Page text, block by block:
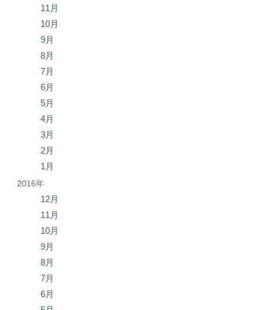
11月
10月
9月
8月
7月
6月
5月
4月
3月
2月
1月
2016年
12月
11月
10月
9月
8月
7月
6月